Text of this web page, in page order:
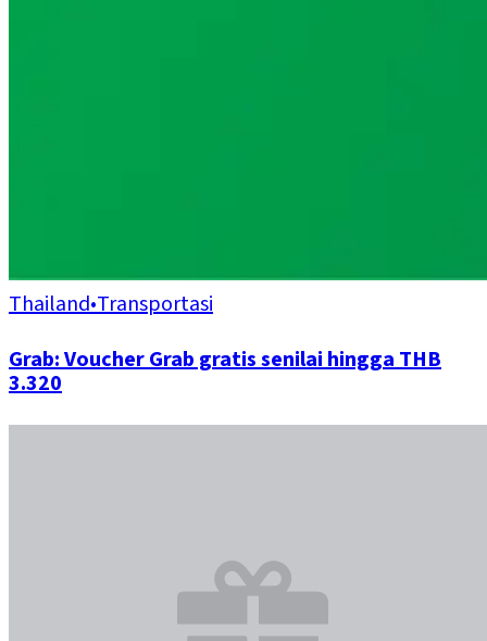
Thailand•Transportasi
Grab: Voucher Grab gratis senilai hingga THB
3.320